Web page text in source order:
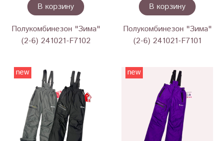
В корзину
Полукомбинезон "Зима"
(2-6) 241021-F7102
В корзину
Полукомбинезон "Зима"
(2-6) 241021-F7101
new new